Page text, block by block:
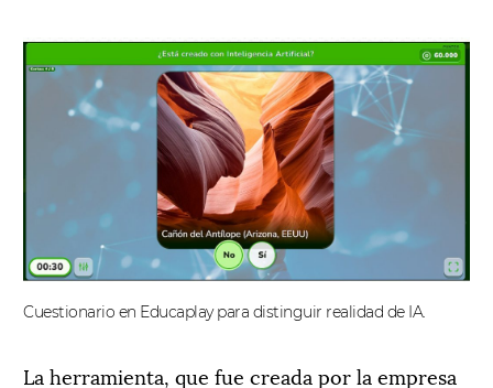
Cuestionario en Educaplay para distinguir realidad de IA.
La herramienta, que fue creada por la empresa